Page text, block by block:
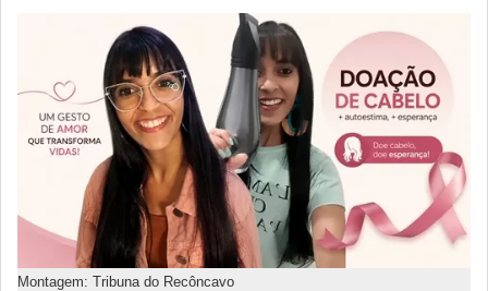
Montagem: Tribuna do Recôncavo